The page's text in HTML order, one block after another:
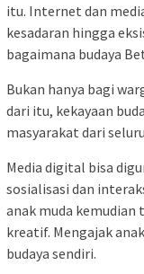
itu. Internet dan
kesadaran hingga
bagaimana budaya
Bukan hanya bagi
dari itu, kekayaan
masyarakat dari
Media digital bisa
sosialisasi dan
anak muda
kreatif. Mengajak
budaya sendiri.